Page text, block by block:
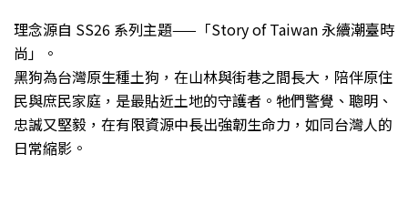
理念源自 SS26 系列主題——「Story of Taiwan 永續潮臺時
尚」。
黑狗為台灣原生種土狗，在山林與街巷之間長大，陪伴原住
民與庶民家庭，是最貼近土地的守護者。牠們警覺、聰明、
忠誠又堅毅，在有限資源中長出強韌生命力，如同台灣人的
日常縮影。